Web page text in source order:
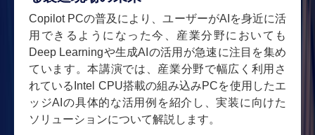
Copilot PCの普及により、ユーザーがAIを身近に活
用できるようになった今、産業分野においても
Deep Learningや生成AIの活用が急速に注目を集め
ています。本講演では、産業分野で幅広く利用さ
れているIntel CPU搭載の組み込みPCを使用したエ
ッジAIの具体的な活用例を紹介し、実装に向けた
ソリューションについて解説します。